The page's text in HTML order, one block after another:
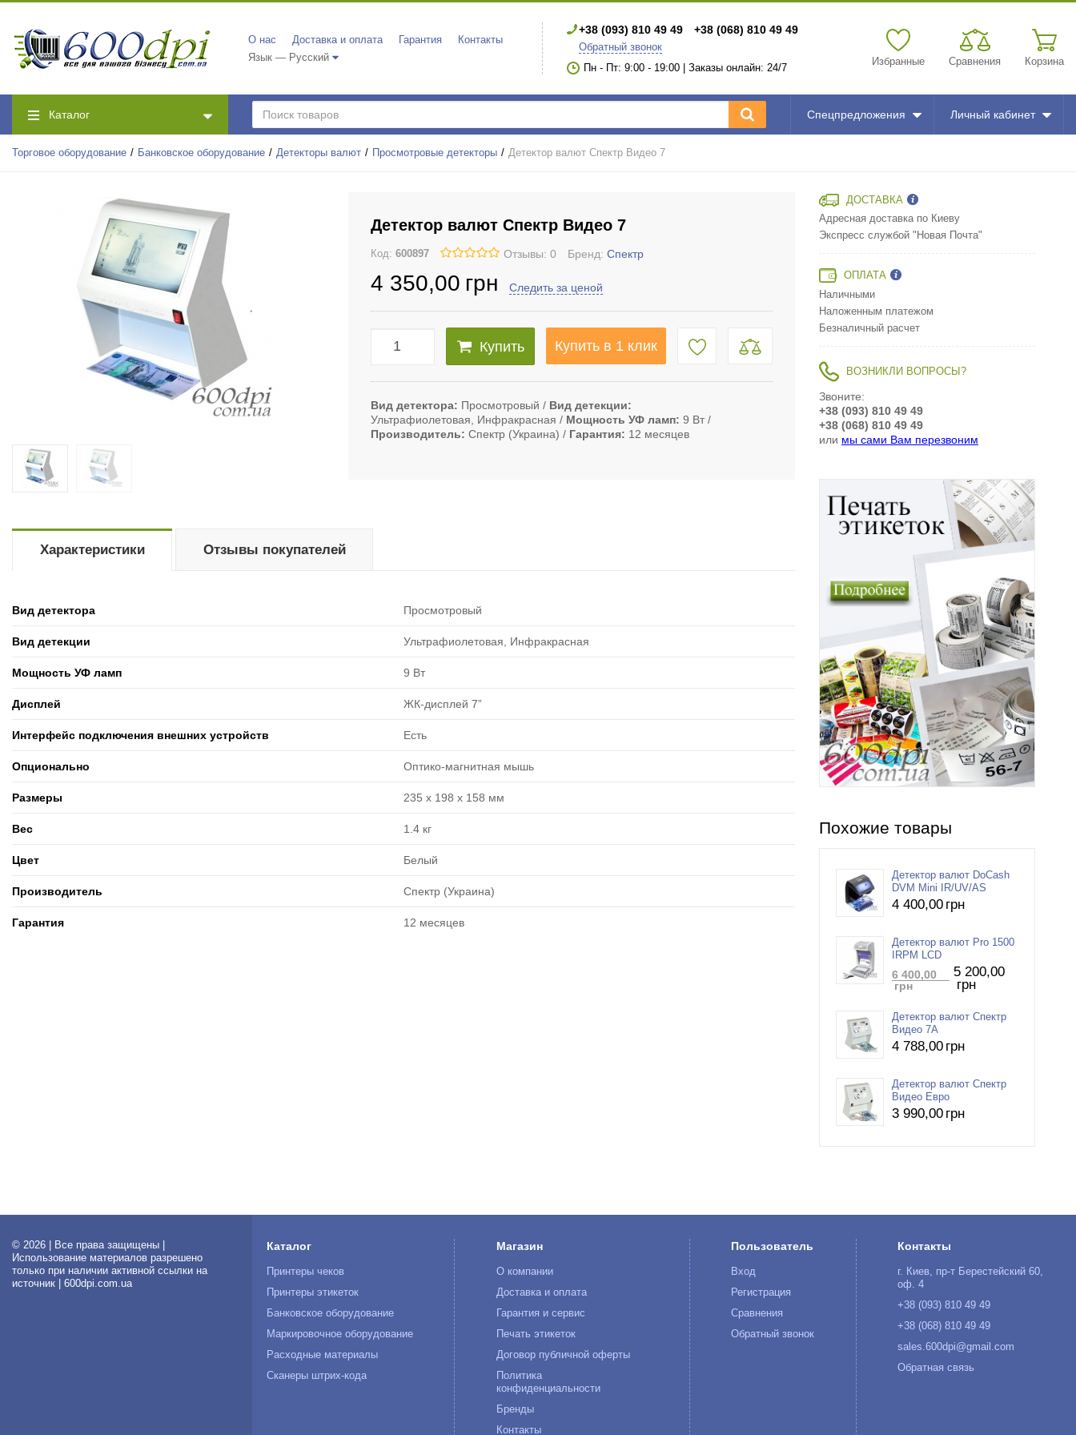
О нас Доставка и оплата Гарантия
Контакты
Язык — Русский
+38 (093) 810 49 49 +38 (068) 810 49 49
Обратный звонок
Пн - Пт: 9:00 - 19:00 | Заказы онлайн: 24/7
Избранные Сравнения Корзина
Каталог Спецпредложения Личный кабинет
Торговое оборудование Банковское оборудование Детекторы валют Просмотровые детекторы Детектор валют Спектр Видео 7
Детектор валют Спектр Видео 7
Код: 600897 Отзывы: 0 Бренд: Спектр
4 350,00 грн Следить за ценой
Купить Купить в 1 клик
Вид детектора Просмотровый
Вид детекции
Ультрафиолетовая, Инфракрасная
Мощность УФ ламп 9 Вт
Производитель
Спектр (Украина) Гарантия 12 месяцев
Характеристики
Вид детектора Просмотровый
Вид детекции Ультрафиолетовая, Инфракрасная
Мощность УФ ламп 9 Вт
Дисплей ЖК-дисплей 7”
Интерфейс подключения внешних устройств Есть
Опционально Оптико-магнитная мышь
Размеры 235 x 198 x 158 мм
Вес 1.4 кг
Цвет Белый
Производитель Спектр (Украина)
Гарантия 12 месяцев
Отзывы покупателей
ДОСТАВКА
Адресная доставка по Киеву
Экспресс службой "Новая Почта"
ОПЛАТА
Наличными
Наложенным платежом
Безналичный расчет
ВОЗНИКЛИ ВОПРОСЫ?
Звоните:
+38 (093) 810 49 49
+38 (068) 810 49 49
или мы сами Вам перезвоним
Похожие товары
Детектор валют DoCash
DVM Mini IR/UV/AS
4 400,00 грн
Детектор валют Pro 1500
IRPM LCD
6 400,00
грн
5 200,00
грн
Детектор валют Спектр
Видео 7A
4 788,00 грн
Детектор валют Спектр
Видео Евро
3 990,00 грн
© 2026 | Все права защищены |
Использование материалов разрешено
только при наличии активной ссылки на
источник | 600dpi.com.ua
Каталог
Принтеры чеков
Принтеры этикеток
Банковское оборудование
Маркировочное оборудование
Расходные материалы
Сканеры штрих-кода
Магазин
О компании
Доставка и оплата
Гарантия и сервис
Печать этикеток
Договор публичной оферты
Политика
конфиденциальности
Бренды
Контакты
Пользователь
Вход
Регистрация
Сравнения
Обратный звонок
Контакты
г. Киев, пр-т Берестейский 60,
оф. 4
+38 (093) 810 49 49
+38 (068) 810 49 49
sales.600dpi@gmail.com
Обратная связь